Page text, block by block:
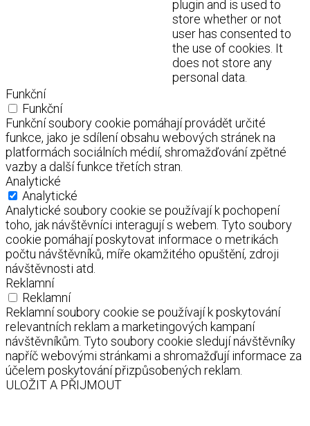
plugin and is used to
store whether or not
user has consented to
the use of cookies. It
does not store any
personal data.
Funkční
Funkční
Funkční soubory cookie pomáhají provádět určité
funkce, jako je sdílení obsahu webových stránek na
platformách sociálních médií, shromažďování zpětné
vazby a další funkce třetích stran.
Analytické
Analytické
Analytické soubory cookie se používají k pochopení
toho, jak návštěvníci interagují s webem. Tyto soubory
cookie pomáhají poskytovat informace o metrikách
počtu návštěvníků, míře okamžitého opuštění, zdroji
návštěvnosti atd.
Reklamní
Reklamní
Reklamní soubory cookie se používají k poskytování
relevantních reklam a marketingových kampaní
návštěvníkům. Tyto soubory cookie sledují návštěvníky
napříč webovými stránkami a shromažďují informace za
účelem poskytování přizpůsobených reklam.
ULOŽIT A PŘIJMOUT